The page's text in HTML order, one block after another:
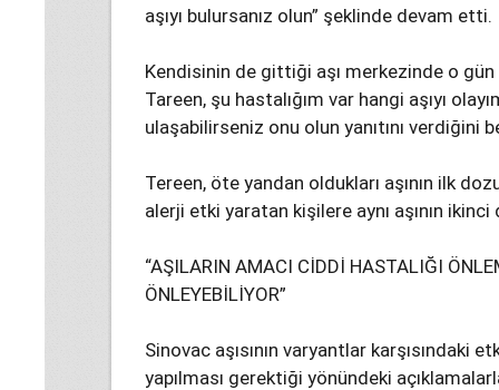
aşıyı bulursanız olun” şeklinde devam etti.
Kendisinin de gittiği aşı merkezinde o
Tareen, şu hastalığım var hangi aşıyı
ulaşabilirseniz onu olun yanıtını verdiğini
Tereen, öte yandan oldukları aşının ilk
alerji etki yaratan kişilere aynı aşının
“AŞILARIN AMACI CİDDİ HASTALIĞI
ÖNLEYEBİLİYOR”
Sinovac aşısının varyantlar karşısındaki
yapılması gerektiği yönündeki